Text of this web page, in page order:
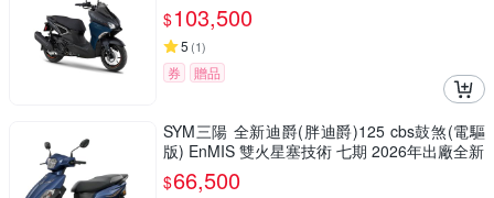
$103,500
5 (1)
券 贈品
SYM三陽 全新迪爵(胖迪爵)125 cbs鼓煞(電驅
版) EnMIS 雙火星塞技術 七期 2026年出廠全新
$66,500